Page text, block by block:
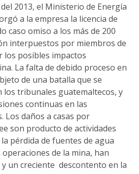
2013, el Ministerio de Energía
a la empresa la licencia de
caso omiso a los más de 200
interpuestos por miembros de
los posibles impactos
La falta de debido proceso en
de una batalla que se
los tribunales guatemaltecos, y
continuas en las
Los daños a casas por
son producto de actividades
pérdida de fuentes de agua
de la mina, han
un creciente descontento en la